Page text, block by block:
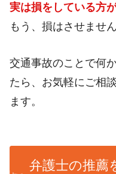
実は損をしている方
もう、損はさせません
交通事故のことで何
たら、お気軽にご相
ます。
弁護士の推薦